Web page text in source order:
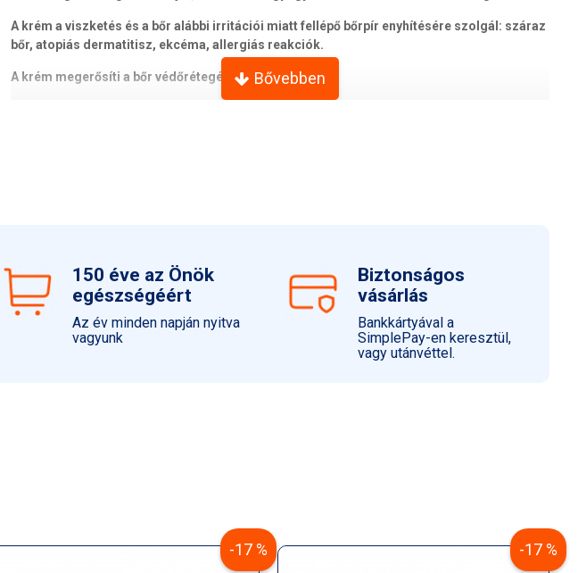
A krém a viszketés és a bőr alábbi irritációi miatt fellépő bőrpír enyhítésére szolgál: száraz
bőr, atopiás dermatitisz, ekcéma, allergiás reakciók.
A krém megerősíti a bőr védőrétegét.
150 éve az Önök
egészségéért
Az év minden napján nyitva
vagyunk
Biztonságos
vásárlás
Bankkártyával a
SimplePay-en keresztül,
vagy utánvéttel.
-17 % -17 %